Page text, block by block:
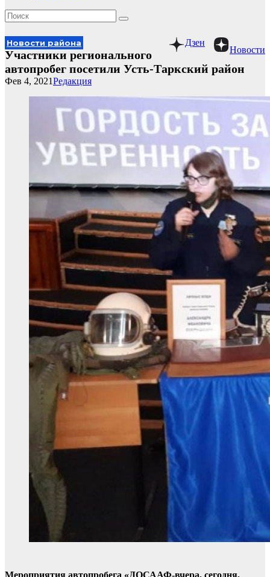
Новости
Дзен
Новости района
Участники регионального
автопробег посетили Усть-Таркский район
Редакция
Фев 4, 2021
Мероприятия автопробега «ДОСААФ-вчера, сегодня,